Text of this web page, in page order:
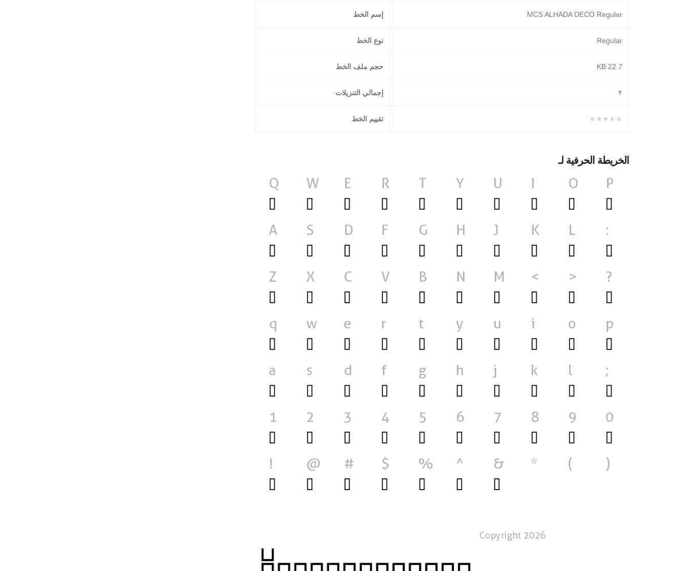
MCS ALHADA DECO Regular إسم الخط
Regular نوع الخط
22.7 KB حجم ملف الخط
۴ إجمالي التنزيلات
★★★★★ تقييم الخط
الخريطة الحرفية لـ